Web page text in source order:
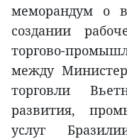
меморандум о
создании
торгово-
между
торговли
развития,
услуг